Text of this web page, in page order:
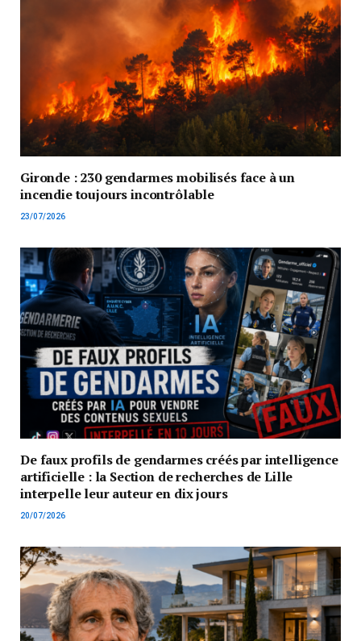
Gironde : 230 gendarmes mobilisés face à un
incendie toujours incontrôlable
23/07/2026
De faux profils de gendarmes créés par intelligence
artificielle : la Section de recherches de Lille
interpelle leur auteur en dix jours
20/07/2026